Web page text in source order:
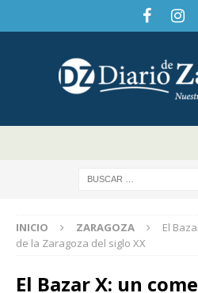
INICIO ZARAGOZA
El
de la Zaragoza del siglo XX
El Bazar X: un